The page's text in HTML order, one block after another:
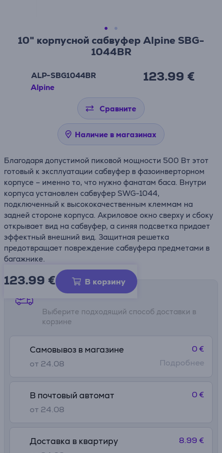
10" корпусной сабвуфер Alpine SBG-
1044BR
ALP-SBG1044BR
Alpine
123.99 €
Сравните
Наличие в магазинах
Благодаря допустимой пиковой мощности 500 Вт этот
готовый к эксплуатации сабвуфер в фазоинверторном
корпусе – именно то, что нужно фанатам баса. Внутри
корпуса установлен сабвуфер SWG-1044,
подключенный к высококачественным клеммам на
задней стороне корпуса. Акриловое окно сверху и сбоку
открывает вид на сабвуфер, а синяя подсветка придает
эффектный внешний вид. Защитная решетка
предотвращает повреждение сабвуфера предметами в
багажнике.
123.99 € В корзину
Способы доставки
Выберите подходящий способ доставки в
корзине
Самовывоз в магазине
от 24.08
0 €
Подробнее
В почтовый автомат
от 24.08
0 €
Доставка в квартиру 8.99 €